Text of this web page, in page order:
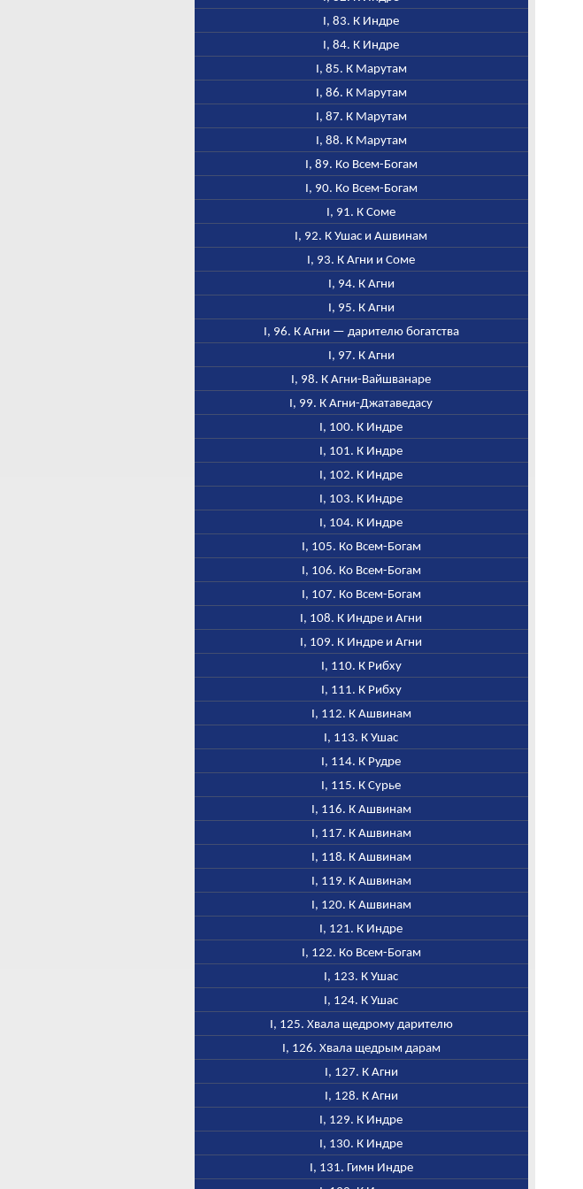
I, 83. К Индре
I, 84. К Индре
I, 85. К Марутам
I, 86. К Марутам
I, 87. К Марутам
I, 88. К Марутам
I, 89. Ко Всем-Богам
I, 90. Ко Всем-Богам
I, 91. К Соме
I, 92. К Ушас и Ашвинам
I, 93. К Агни и Соме
I, 94. К Агни
I, 95. К Агни
I, 96. К Агни — дарителю богатства
I, 97. К Агни
I, 98. К Агни-Вайшванаре
I, 99. К Агни-Джатаведасу
I, 100. К Индре
I, 101. К Индре
I, 102. К Индре
I, 103. К Индре
I, 104. К Индре
I, 105. Ко Всем-Богам
I, 106. Ко Всем-Богам
I, 107. Ко Всем-Богам
I, 108. К Индре и Агни
I, 109. К Индре и Агни
I, 110. К Рибху
I, 111. К Рибху
I, 112. К Ашвинам
I, 113. К Ушас
I, 114. К Рудре
I, 115. К Сурье
I, 116. К Ашвинам
I, 117. К Ашвинам
I, 118. К Ашвинам
I, 119. К Ашвинам
I, 120. К Ашвинам
I, 121. К Индре
I, 122. Ко Всем-Богам
I, 123. К Ушас
I, 124. К Ушас
I, 125. Хвала щедрому дарителю
I, 126. Хвала щедрым дарам
I, 127. К Агни
I, 128. К Агни
I, 129. К Индре
I, 130. К Индре
I, 131. Гимн Индре